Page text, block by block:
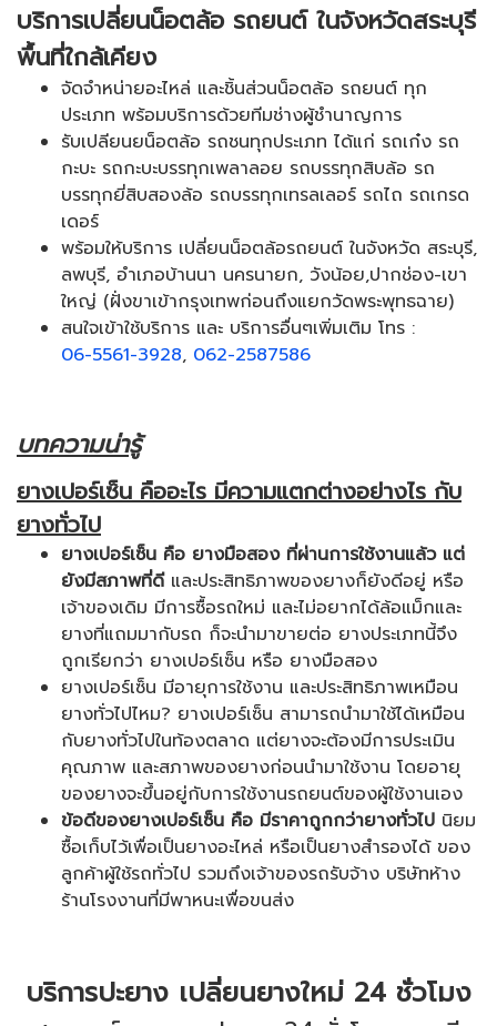
บริการเปลี่ยนน็อตล้อ รถยนต์ ในจังหวัดสระบุรี
พื้นที่ใกล้เคียง
จัดจำหน่ายอะไหล่ และชิ้นส่วนน็อตล้อ รถยนต์ ทุก
ประเภท พร้อมบริการด้วยทีมช่างผู้ชำนาญการ
รับเปลียนยน็อตล้อ รถชนทุกประเภท ได้แก่ รถเก๋ง รถ
กะบะ รถกะบะบรรทุกเพลาลอย รถบรรทุกสิบล้อ รถ
บรรทุกยี่สิบสองล้อ รถบรรทุกเทรลเลอร์ รถไถ รถเกรด
เดอร์
พร้อมให้บริการ เปลี่ยนน็อตล้อรถยนต์ ในจังหวัด สระบุรี,
ลพบุรี, อำเภอบ้านนา นครนายก, วังน้อย,ปากช่อง-เขา
ใหญ่ (ฝั่งขาเข้ากรุงเทพก่อนถึงแยกวัดพระพุทธฉาย)
สนใจเข้าใช้บริการ และ บริการอื่นๆเพิ่มเติม โทร :
06-5561-3928, 062-2587586
บทความน่ารู้
ยางเปอร์เซ็น คืออะไร มีความแตกต่างอย่างไร กับ
ยางทั่วไป
ยางเปอร์เซ็น คือ ยางมือสอง ที่ผ่านการใช้งานแล้ว แต่
ยังมีสภาพที่ดีและประสิทธิภาพของยางก็ยังดีอยู่ หรือ
เจ้าของเดิม มีการซื้อรถใหม่ และไม่อยากได้ล้อแม็กและ
ยางที่แถมมากับรถ ก็จะนำมาขายต่อ ยางประเภทนี้จึง
ถูกเรียกว่า ยางเปอร์เซ็น หรือ ยางมือสอง
ยางเปอร์เซ็น มีอายุการใช้งาน และประสิทธิภาพเหมือน
ยางทั่วไปไหม? ยางเปอร์เซ็น สามารถนำมาใช้ได้เหมือน
กับยางทั่วไปในท้องตลาด แต่ยางจะต้องมีการประเมิน
คุณภาพ และสภาพของยางก่อนนำมาใช้งาน โดยอายุ
ของยางจะขึ้นอยู่กับการใช้งานรถยนต์ของผู้ใช้งานเอง
ข้อดีของยางเปอร์เซ็น คือ มีราคาถูกกว่ายางทั่วไป นิยม
ซื้อเก็บไว้เพื่อเป็นยางอะไหล่ หรือเป็นยางสำรองได้ ของ
ลูกค้าผู้ใช้รถทั่วไป รวมถึงเจ้าของรถรับจ้าง บริษัทห้าง
ร้านโรงงานที่มีพาหนะเพื่อขนส่ง
บริการปะยาง เปลี่ยนยางใหม่ 24 ชั่วโมง